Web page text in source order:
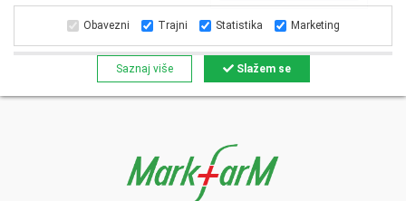
Obavezni Trajni Statistika Marketing
Saznaj više Slažem se